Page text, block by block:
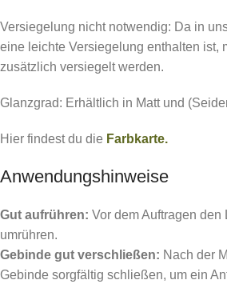
Versiegelung nicht notwendig: Da in
eine leichte Versiegelung enthalten ist,
zusätzlich versiegelt werden.
Glanzgrad: Erhältlich in Matt und
Hier findest du die Farbkarte.
Anwendungshinweise
Gut aufrühren: Vor dem Auftragen den
umrühren.
Gebinde gut verschließen: Nach der
Gebinde sorgfältig schließen, um ein